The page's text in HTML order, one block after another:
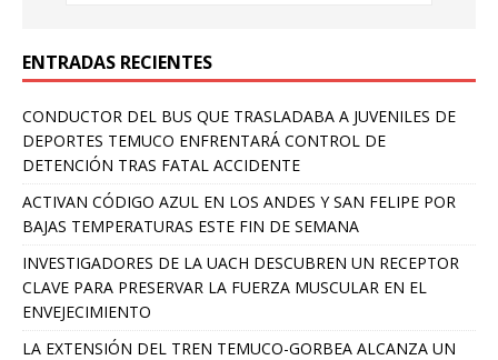
ENTRADAS RECIENTES
CONDUCTOR DEL BUS QUE TRASLADABA A JUVENILES DE
DEPORTES TEMUCO ENFRENTARÁ CONTROL DE
DETENCIÓN TRAS FATAL ACCIDENTE
ACTIVAN CÓDIGO AZUL EN LOS ANDES Y SAN FELIPE POR
BAJAS TEMPERATURAS ESTE FIN DE SEMANA
INVESTIGADORES DE LA UACH DESCUBREN UN RECEPTOR
CLAVE PARA PRESERVAR LA FUERZA MUSCULAR EN EL
ENVEJECIMIENTO
LA EXTENSIÓN DEL TREN TEMUCO-GORBEA ALCANZA UN